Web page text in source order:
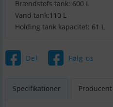
Brændstofs tank: 600 L
Vand tank:110 L
Holding tank kapacitet: 61 L
Del Følg os
Specifikationer Producent